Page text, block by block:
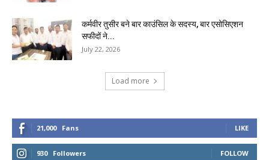
कर्मवीर तुसीर बने बार काउंसिल के सदस्य, बार एसोसिएशन
सफीदों ने...
July 22, 2026
Load more
21,000 Fans LIKE
930 Followers FOLLOW